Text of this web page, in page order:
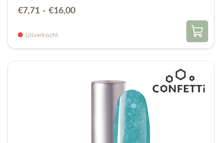
€7,71 - €16,00Prijsklasse:
€16,00
Uitverkocht